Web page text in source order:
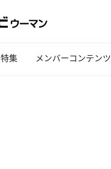
特集 メンバーコンテンツ